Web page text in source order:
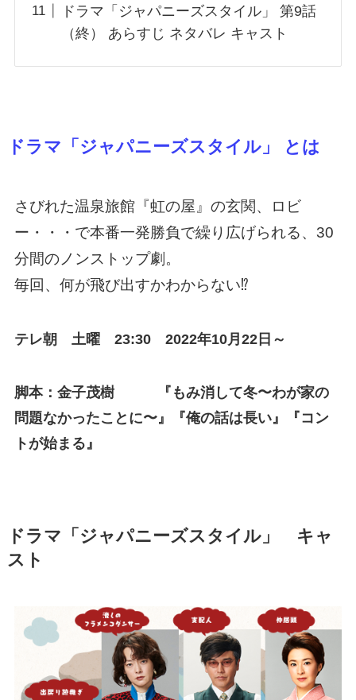
ドラマ「ジャパニーズスタイル」 第9話
（終） あらすじ ネタバレ キャスト
ドラマ「ジャパニーズスタイル」 とは
さびれた温泉旅館『虹の屋』の玄関、ロビ
ー・・・で本番一発勝負で繰り広げられる、30
分間のノンストップ劇。
毎回、何が飛び出すかわからない⁉
テレ朝 土曜 23:30 2022年10月22日～
脚本：金子茂樹 『もみ消して冬〜わが家の
問題なかったことに〜』『俺の話は長い』『コン
トが始まる』
ドラマ「ジャパニーズスタイル」 キャ
スト